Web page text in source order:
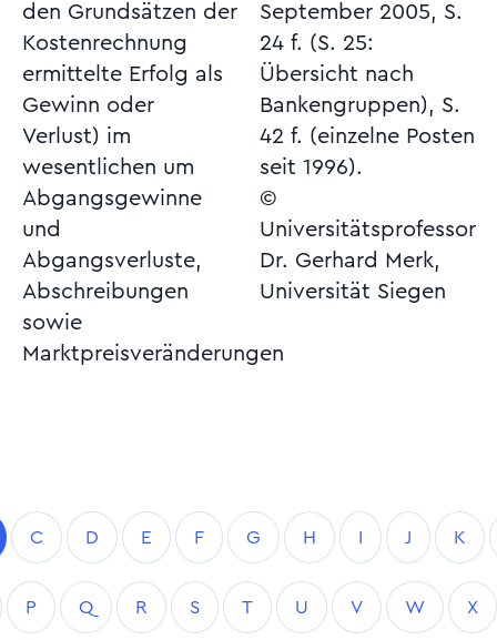
den Grundsätzen der
Kostenrechnung
ermittelte Erfolg als
Gewinn oder
Verlust) im
wesentlichen um
Abgangsgewinne
und
Abgangsverluste,
Abschreibungen
sowie
Marktpreisveränderungen
September 2005, S.
24 f. (S. 25:
Übersicht nach
Bankengruppen), S.
42 f. (einzelne Posten
seit 1996).
©
Universitätsprofessor
Dr. Gerhard Merk,
Universität Siegen
C D E F G H I J K
P Q R S T U V W X